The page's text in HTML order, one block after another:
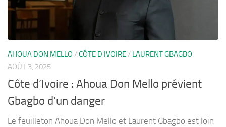
AHOUA DON MELLO /CÔTE D’IVOIRE / LAURENT GBAGBO
AOÛT 3, 2025
Côte d’Ivoire : Ahoua Don Mello prévient
Gbagbo d’un danger
Le feuilleton Ahoua Don Mello et Laurent Gbagbo est loin